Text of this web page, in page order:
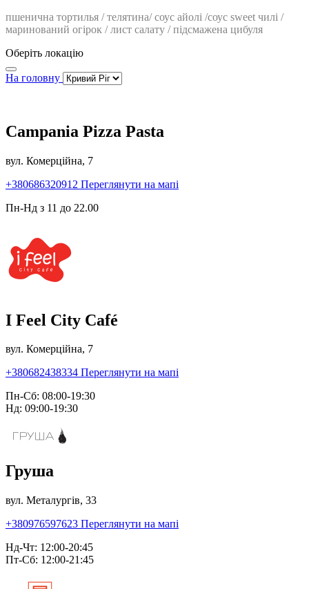
пшенична тортилья / телятина/ соус айолі /соус sweet чилі /
маринований огірок / лист салату / підсмажена цибуля
Оберіть локацію
На головну
Campania Pizza Pasta
вул. Комерційна, 7
+380686320912 Переглянути на мапі
Пн-Нд з 11 до 22.00
I Feel City Café
вул. Комерційна, 7
+380682438334 Переглянути на мапі
Пн-Сб: 08:00-19:30
Нд: 09:00-19:30
Груша
вул. Металургів, 33
+380976597623 Переглянути на мапі
Нд-Чт: 12:00-20:45
Пт-Сб: 12:00-21:45